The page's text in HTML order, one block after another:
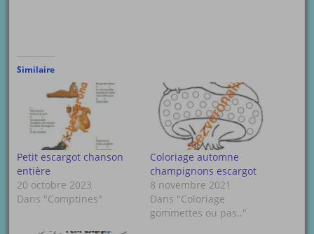
Similaire
Petit escargot chanson
entière
20 octobre 2023
Dans "Comptines"
Coloriage automne
champignons escargot
8 novembre 2021
Dans "Coloriage
gommettes ou pas.."